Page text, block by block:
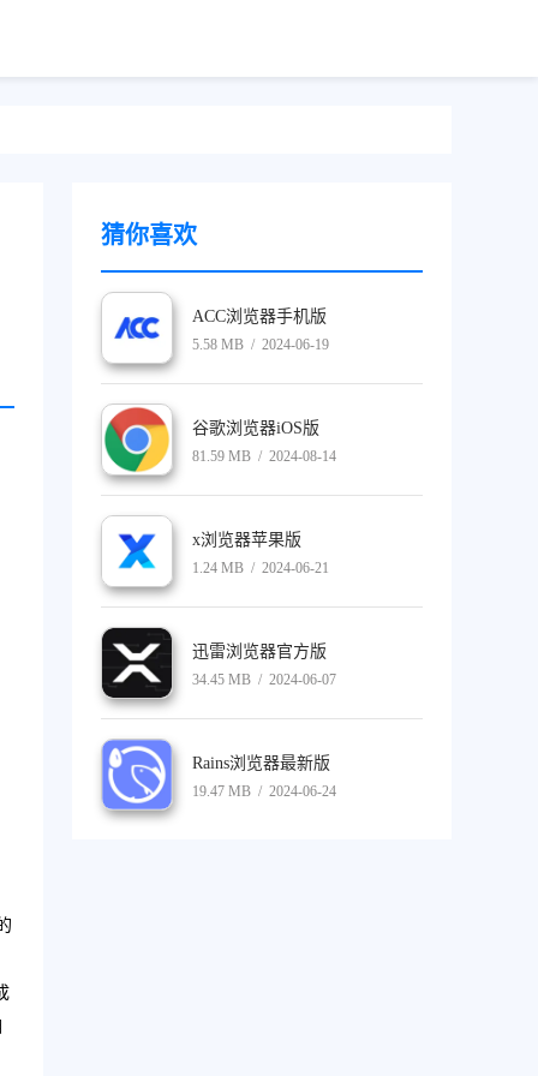
猜你喜欢
ACC浏览器手机版
5.58 MB / 2024-06-19
谷歌浏览器iOS版
81.59 MB / 2024-08-14
x浏览器苹果版
1.24 MB / 2024-06-21
迅雷浏览器官方版
34.45 MB / 2024-06-07
Rains浏览器最新版
19.47 MB / 2024-06-24